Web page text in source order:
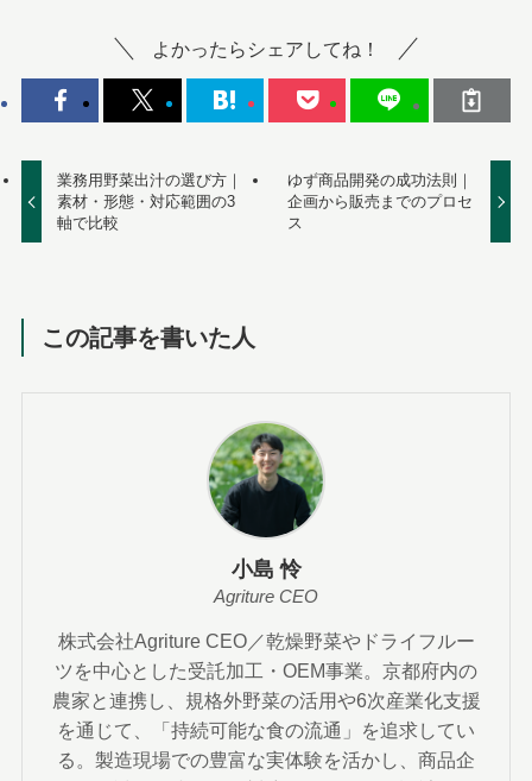
よかったらシェアしてね！
業務用野菜出汁の選び方｜
素材・形態・対応範囲の3
軸で比較
ゆず商品開発の成功法則｜
企画から販売までのプロセ
ス
この記事を書いた人
小島 怜
Agriture CEO
株式会社Agriture CEO／乾燥野菜やドライフルー
ツを中心とした受託加工・OEM事業。京都府内の
農家と連携し、規格外野菜の活用や6次産業化支援
を通じて、「持続可能な食の流通」を追求してい
る。製造現場での豊富な実体験を活かし、商品企